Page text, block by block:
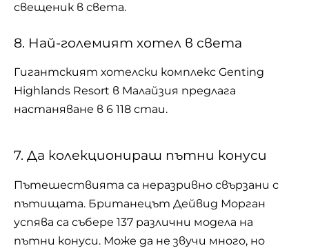
свещеник в света.
8. Най-големият хотел в света
Гигантският хотелски комплекс Genting
Highlands Resort в Малайзия предлага
настаняване в 6 118 стаи.
7. Да колекционираш пътни конуси
Пътешествията са неразривно свързани с
пътищата. Британецът Дейвид Морган
успява са събере 137 различни модела на
пътни конуси. Може да не звучи много, но